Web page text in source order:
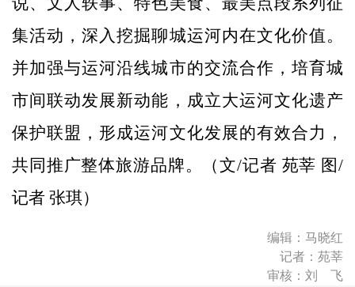
集活动，深入挖掘聊城运河内在文化价值。
并加强与运河沿线城市的交流合作，培育城
市间联动发展新动能，成立大运河文化遗产
保护联盟，形成运河文化发展的有效合力，
共同推广整体旅游品牌。（文/记者 苑莘 图/
记者 张琪）
编辑：马晓红
记者：苑莘
审核：刘 飞